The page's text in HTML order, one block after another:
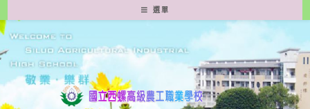
轉
至
要
容
選單